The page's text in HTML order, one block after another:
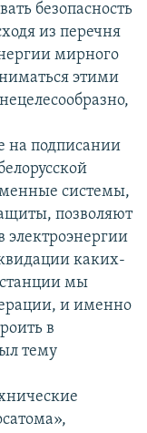
безопасность
из перечня
мирного
этими
на подписании
системы,
позволяют
электроэнергии
каких-
мы
и именно
в
тему